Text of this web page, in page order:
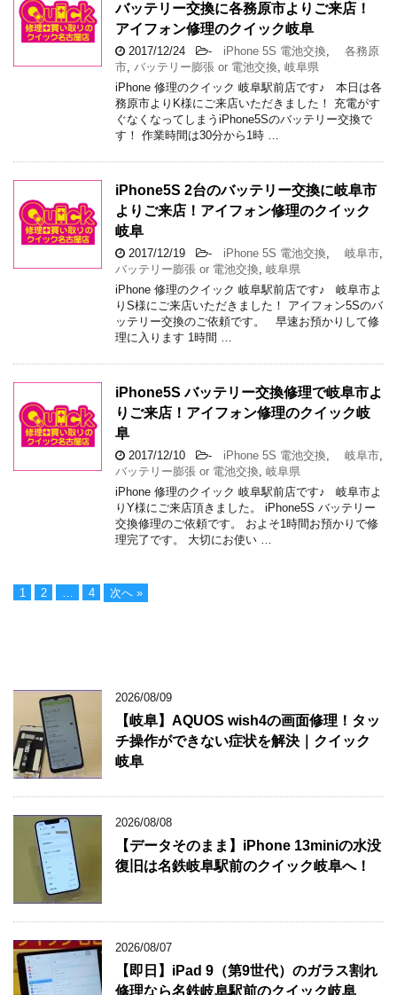
バッテリー交換に各務原市よりご来店！
アイフォン修理のクイック岐阜
2017/12/24 - iPhone 5S 電池交換,
各務原
市, バッテリー膨張 or 電池交換, 岐阜県
iPhone 修理のクイック 岐阜駅前店です♪ 本日は各
務原市よりK様にご来店いただきました！ 充電がす
ぐなくなってしまうiPhone5Sのバッテリー交換で
す！ 作業時間は30分から1時 …
iPhone5S 2台のバッテリー交換に岐阜市
よりご来店！アイフォン修理のクイック
岐阜
2017/12/19 - iPhone 5S 電池交換, 岐阜市,
バッテリー膨張 or 電池交換, 岐阜県
iPhone 修理のクイック 岐阜駅前店です♪ 岐阜市よ
りS様にご来店いただきました！ アイフォン5Sのバ
ッテリー交換のご依頼です。 早速お預かりして修
理に入ります 1時間 …
iPhone5S バッテリー交換修理で岐阜市よ
りご来店！アイフォン修理のクイック岐
阜
2017/12/10 - iPhone 5S 電池交換, 岐阜市,
バッテリー膨張 or 電池交換, 岐阜県
iPhone 修理のクイック 岐阜駅前店です♪ 岐阜市よ
りY様にご来店頂きました。 iPhone5S バッテリー
交換修理のご依頼です。 およそ1時間お預かりで修
理完了です。 大切にお使い …
1 2 4 次へ »
2026/08/09
【岐阜】AQUOS wish4の画面修理！タッ
チ操作ができない症状を解決｜クイック
岐阜
2026/08/08
【データそのまま】iPhone 13miniの水没
復旧は名鉄岐阜駅前のクイック岐阜へ！
2026/08/07
【即日】iPad 9（第9世代）のガラス割れ
修理なら名鉄岐阜駅前のクイック岐阜